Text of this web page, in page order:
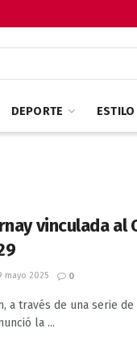
DEPORTE
vinculada al
mayo 2025 0
a través de una serie
la ...